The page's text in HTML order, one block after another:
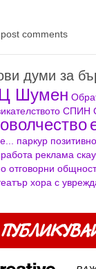
comments
думи за
Шумен
СПИН
паркур позитивно
работа реклама
отговорни
хора с